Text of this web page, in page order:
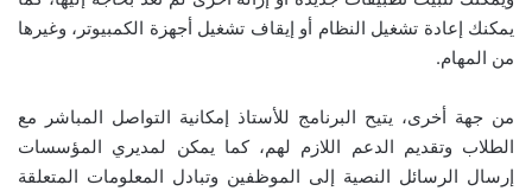
يمكنك إعادة تشغيل النظام أو إيقاف تشغيل أجهزة الكمبيوتر، وغيرها
من المهام.
من جهة أخرى، يتيح البرنامج للأستاذ إمكانية التواصل المباشر مع
الطلاب وتقديم الدعم اللازم لهم، كما يمكن لمديري المؤسسات
إرسال الرسائل النصية إلى الموظفين وتبادل المعلومات المتعلقة